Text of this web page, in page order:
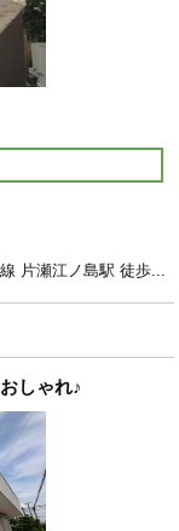
片瀬江ノ島駅 徒歩...
しゃれ♪